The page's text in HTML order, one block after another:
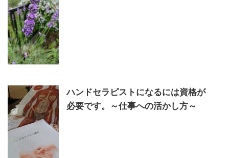
ハンドセラピストになるには資格が
必要です。～仕事への活かし方～